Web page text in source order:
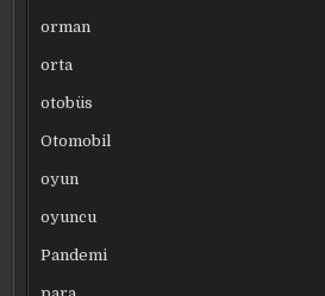
orman
orta
otobüs
Otomobil
oyun
oyuncu
Pandemi